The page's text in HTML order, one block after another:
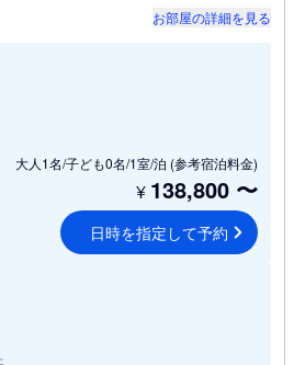
お部屋の詳細を見る
大人1名/子ども0名/1室/泊 (参考宿泊料金)
¥ 138,800 〜
日時を指定して予約